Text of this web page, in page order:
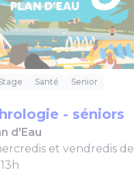
Santé Senior
- séniors
d'Eau
et vendredis de